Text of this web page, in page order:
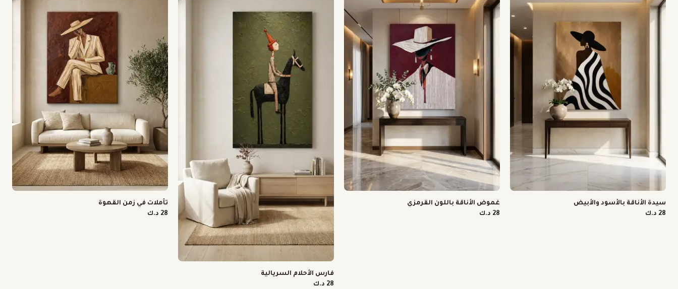
سيدة الأناقة بالأسود والأبيض
28 د.ك
غموض الأناقة باللون القرمزي
28 د.ك
فارس الأحلام السريالية
28 د.ك
تأملات في زمن القهوة
28 د.ك